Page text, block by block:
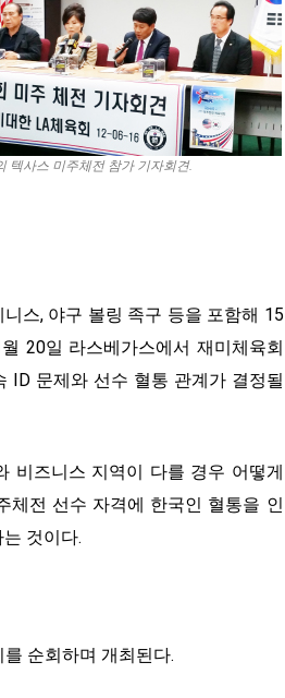
텍사스 미주체전 참가 기자회견.
스, 야구 볼링 족구 등을 포함해 15
20일 라스베가스에서 재미체육회
ID 문제와 선수 혈통 관계가 결정될
비즈니스 지역이 다를 경우 어떻게
체전 선수 자격에 한국인 혈통을 인
것이다.
순회하며 개최된다.